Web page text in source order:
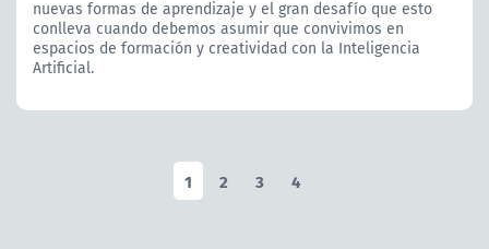
nuevas formas de aprendizaje y el gran desafío que esto
conlleva cuando debemos asumir que convivimos en
espacios de formación y creatividad con la Inteligencia
Artificial.
1 2 3 4